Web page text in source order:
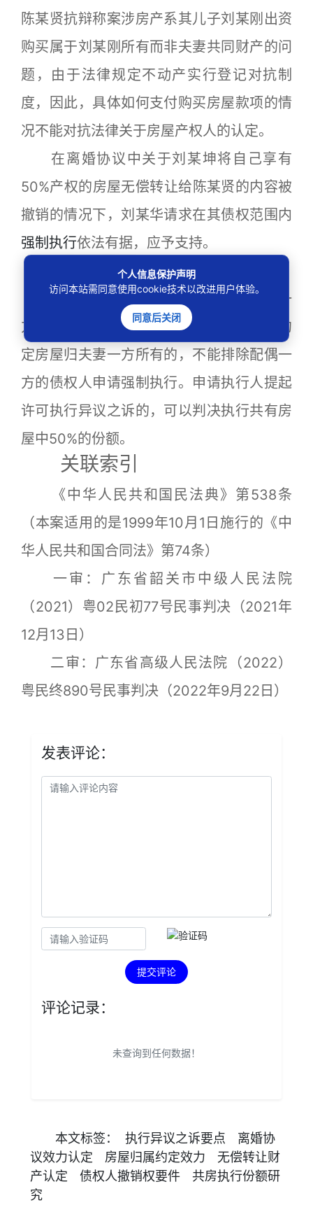
陈某贤抗辩称案涉房产系其儿子刘某刚出资
购买属于刘某刚所有而非夫妻共同财产的问
题，由于法律规定不动产实行登记对抗制
度，因此，具体如何支付购买房屋款项的情
况不能对抗法律关于房屋产权人的认定。
在离婚协议中关于刘某坤将自己享有
50%产权的房屋无偿转让给陈某贤的内容被
撤销的情况下，刘某华请求在其债权范围内
强制执行依法有据，应予支持。
裁判要旨
夫妻共同财产中的一半份额，是配偶一
方债务的责任财产，债务形成后离婚协议约
定房屋归夫妻一方所有的，不能排除配偶一
方的债权人申请强制执行。申请执行人提起
许可执行异议之诉的，可以判决执行共有房
屋中50%的份额。
关联索引
《中华人民共和国民法典》第538条
（本案适用的是1999年10月1日施行的《中
华人民共和国合同法》第74条）
一审：广东省韶关市中级人民法院
（2021）粤02民初77号民事判决（2021年
12月13日）
二审：广东省高级人民法院（2022）
粤民终890号民事判决（2022年9月22日）
发表评论：
提交评论
评论记录：
未查询到任何数据！
本文标签： 执行异议之诉要点
离婚协
议效力认定
房屋归属约定效力
无偿转让财
产认定
债权人撤销权要件
共房执行份额研
究
个人信息保护声明
访问本站需同意使用cookie技术以改进用户体验。
同意后关闭